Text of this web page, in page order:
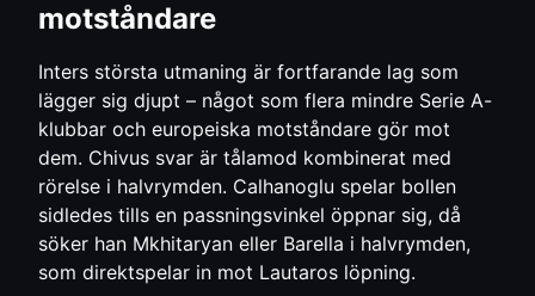
motståndare
Inters största utmaning är fortfarande lag som
lägger sig djupt – något som flera mindre Serie A-
klubbar och europeiska motståndare gör mot
dem. Chivus svar är tålamod kombinerat med
rörelse i halvrymden. Calhanoglu spelar bollen
sidledes tills en passningsvinkel öppnar sig, då
söker han Mkhitaryan eller Barella i halvrymden,
som direktspelar in mot Lautaros löpning.